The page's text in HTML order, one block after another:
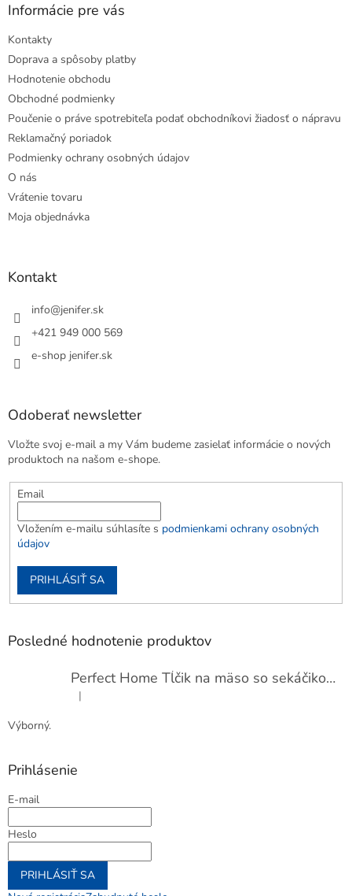
Informácie pre vás
Kontakty
Doprava a spôsoby platby
Hodnotenie obchodu
Obchodné podmienky
Poučenie o práve spotrebiteľa podať obchodníkovi žiadosť o nápravu
Reklamačný poriadok
Podmienky ochrany osobných údajov
O nás
Vrátenie tovaru
Moja objednávka
Kontakt
info@jenifer.sk
+421 949 000 569
e-shop jenifer.sk
Odoberať newsletter
Vložte svoj e-mail a my Vám budeme zasielať informácie o nových
produktoch na našom e-shope.
Email
Vložením e-mailu súhlasíte s podmienkami ochrany osobných
údajov
PRIHLÁSIŤ SA
Posledné hodnotenie produktov
Perfect Home Tĺčik na mäso so sekáčikom, 56893
Hodnotenie produktu je 5 z 5 hviezdičiek.
|
Výborný.
Prihlásenie
E-mail
Heslo
PRIHLÁSIŤ SA